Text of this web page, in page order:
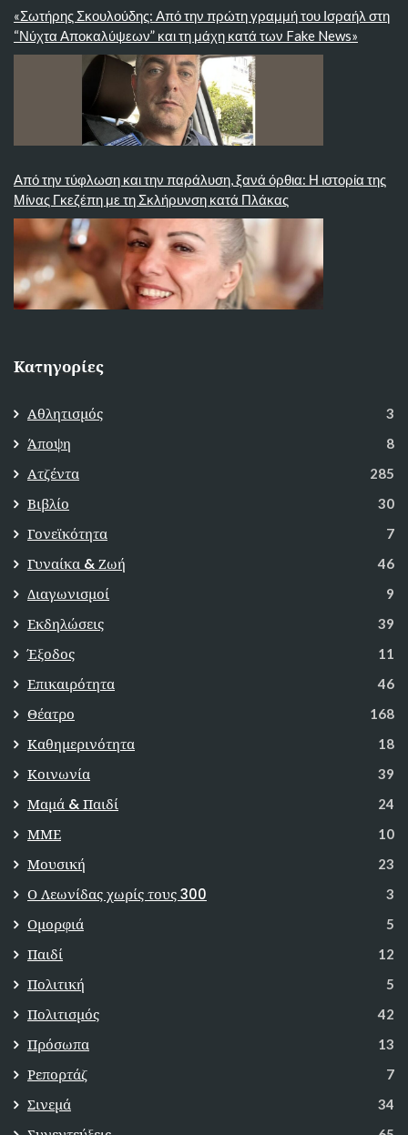
«Σωτήρης Σκουλούδης: Από την πρώτη γραμμή του Ισραήλ στη
“Νύχτα Αποκαλύψεων” και τη μάχη κατά των Fake News»
Από την τύφλωση και την παράλυση, ξανά όρθια: Η ιστορία της
Μίνας Γκεζέπη με τη Σκλήρυνση κατά Πλάκας
Κατηγορίες
Αθλητισμός 3
Άποψη 8
Ατζέντα 285
Βιβλίο 30
Γονεϊκότητα 7
Γυναίκα & Ζωή 46
Διαγωνισμοί 9
Εκδηλώσεις 39
Έξοδος 11
Επικαιρότητα 46
Θέατρο 168
Καθημερινότητα 18
Κοινωνία 39
Μαμά & Παιδί 24
ΜΜΕ 10
Μουσική 23
Ο Λεωνίδας χωρίς τους 300 3
Ομορφιά 5
Παιδί 12
Πολιτική 5
Πολιτισμός 42
Πρόσωπα 13
Ρεπορτάζ 7
Σινεμά 34